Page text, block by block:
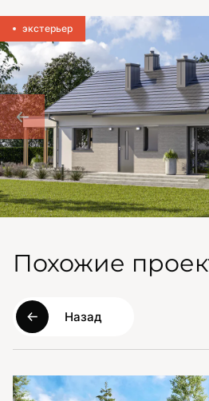
экстерьер
Похожие
Назад